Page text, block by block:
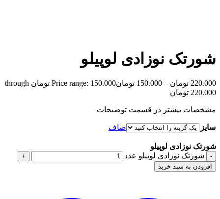
شورتک نوزادی لوپیلو
220.000 تومان –
150.000 تومان
Price range: 150.000 تومان through
220.000 تومان
مشخصات بیشتر در قسمت توضیحات
سایز صاف
شورتک نوزادی لوپیلو
شورتک نوزادی لوپیلو عدد
افزودن به سبد خرید